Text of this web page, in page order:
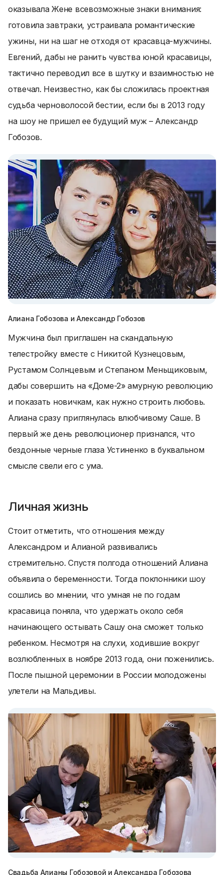
оказывала Жене всевозможные знаки внимания:
готовила завтраки, устраивала романтические
ужины, ни на шаг не отходя от красавца-мужчины.
Евгений, дабы не ранить чувства юной красавицы,
тактично переводил все в шутку и взаимностью не
отвечал. Неизвестно, как бы сложилась проектная
судьба черноволосой бестии, если бы в 2013 году
на шоу не пришел ее будущий муж – Александр
Гобозов.
Алиана Гобозова и Александр Гобозов
Мужчина был приглашен на скандальную
телестройку вместе с Никитой Кузнецовым,
Рустамом Солнцевым и Степаном Меньщиковым,
дабы совершить на «Доме-2» амурную революцию
и показать новичкам, как нужно строить любовь.
Алиана сразу приглянулась влюбчивому Саше. В
первый же день революционер признался, что
бездонные черные глаза Устиненко в буквальном
смысле свели его с ума.
Личная жизнь
Стоит отметить, что отношения между
Александром и Алианой развивались
стремительно. Спустя полгода отношений Алиана
объявила о беременности. Тогда поклонники шоу
сошлись во мнении, что умная не по годам
красавица поняла, что удержать около себя
начинающего остывать Сашу она сможет только
ребенком. Несмотря на слухи, ходившие вокруг
возлюбленных в ноябре 2013 года, они поженились.
После пышной церемонии в России молодожены
улетели на Мальдивы.
Свадьба Алианы Гобозовой и Александра Гобозова